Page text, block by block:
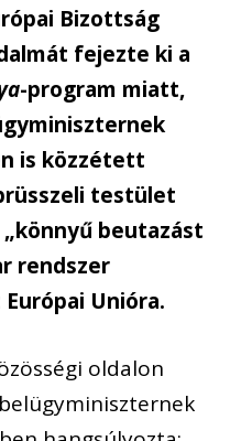
Bizottság
fejezte ki a
-program miatt,
is közzétett
testület
beutazást
rendszer
Unióra.
oldalon